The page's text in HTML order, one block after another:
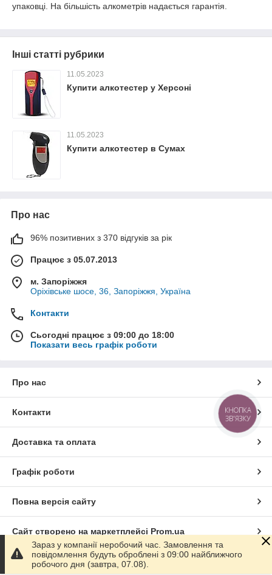
упаковці. На більшість алкометрів надається гарантія.
Інші статті рубрики
11.05.2023
Купити алкотестер у Херсоні
11.05.2023
Купити алкотестер в Сумах
Про нас
96% позитивних з 370 відгуків за рік
Працює з 05.07.2013
м. Запоріжжя
Оріхівське шосе, 36, Запоріжжя, Україна
Контакти
Сьогодні працює з 09:00 до 18:00
Показати весь графік роботи
Про нас
Контакти
Доставка та оплата
Графік роботи
Повна версія сайту
Сайт створено на маркетплейсі Prom.ua
Політика конфіденційності
Зараз у компанії неробочий час. Замовлення та
повідомлення будуть оброблені з 09:00 найближчого
робочого дня (завтра, 07.08).
КНОПКА
ЗВ'ЯЗКУ